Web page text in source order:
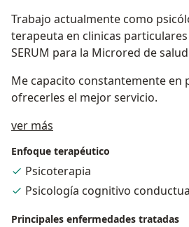
Trabajo actualmente como
terapeuta en clinicas particulares
SERUM para la Microred de
Me capacito constantemente en
ofrecerles el mejor servicio.
ver más
Enfoque terapéutico
Psicoterapia
Psicología cognitivo
Principales enfermedades tratadas